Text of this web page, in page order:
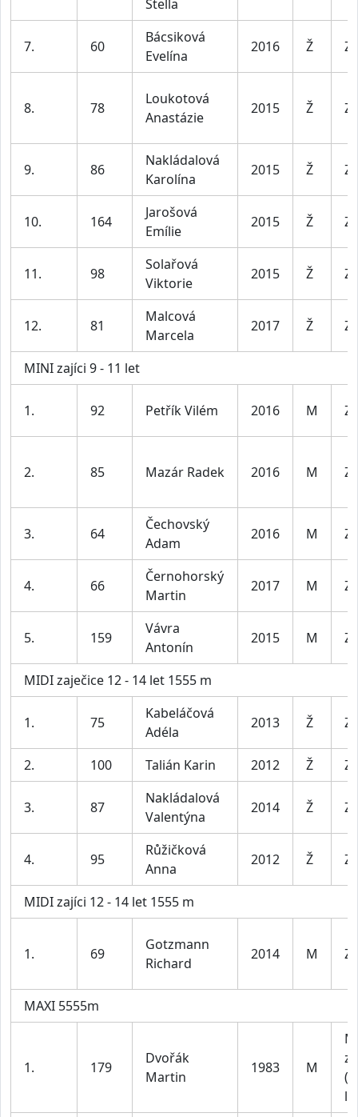
Stella
7. 60
Bácsiková
Evelína
2016 Ž
8. 78
Loukotová
Anastázie
2015 Ž
9. 86
Nakládalová
Karolína
2015 Ž
10. 164
Jarošová
Emílie
2015 Ž
11. 98
Solařová
Viktorie
2015 Ž
12. 81
Malcová
Marcela
2017 Ž
MINI zajíci 9 - 11 let
1. 92 Petřík Vilém 2016 M
2. 85 Mazár Radek 2016 M
3. 64
Čechovský
Adam
2016 M
4. 66
Černohorský
Martin
2017 M
5. 159
Vávra
Antonín
2015 M
MIDI zaječice 12 - 14 let 1555 m
1. 75
Kabeláčová
Adéla
2013 Ž
2. 100 Talián Karin 2012 Ž
3. 87
Nakládalová
Valentýna
2014 Ž
4. 95
Růžičková
Anna
2012 Ž
MIDI zajíci 12 - 14 let 1555 m
1. 69
Gotzmann
Richard
2014 M
MAXI 5555m
1. 179
Dvořák
Martin
1983 M